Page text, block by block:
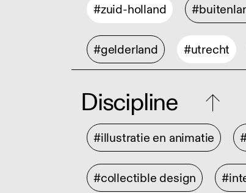
#zuid-holland
#gelderland #utrecht
Discipline
#illustratie en animatie
#collectible design